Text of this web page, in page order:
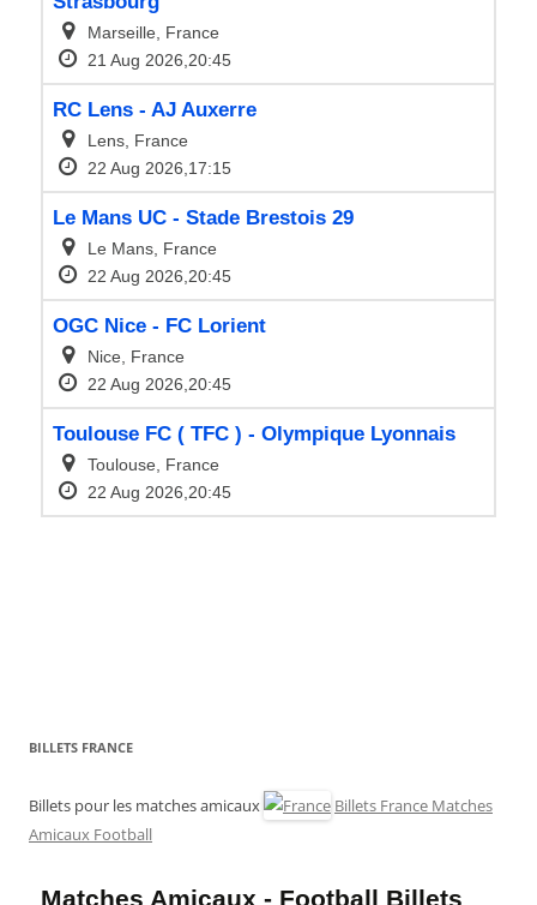
BILLETS FRANCE
Billets pour les matches amicaux
Billets France Matches
Amicaux Football